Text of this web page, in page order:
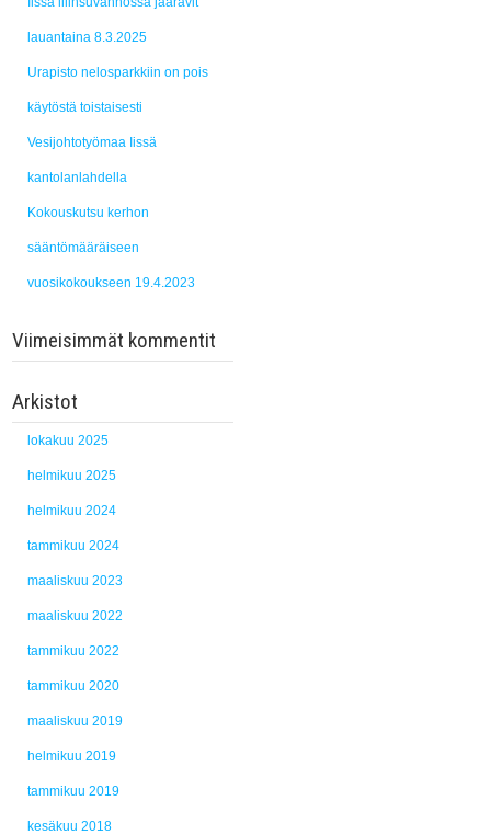
lauantaina 8.3.2025
Urapisto nelosparkkiin on pois
käytöstä toistaisesti
Vesijohtotyömaa Iissä
kantolanlahdella
Kokouskutsu kerhon
sääntömääräiseen
vuosikokoukseen 19.4.2023
Viimeisimmät kommentit
Arkistot
lokakuu 2025
helmikuu 2025
helmikuu 2024
tammikuu 2024
maaliskuu 2023
maaliskuu 2022
tammikuu 2022
tammikuu 2020
maaliskuu 2019
helmikuu 2019
tammikuu 2019
kesäkuu 2018